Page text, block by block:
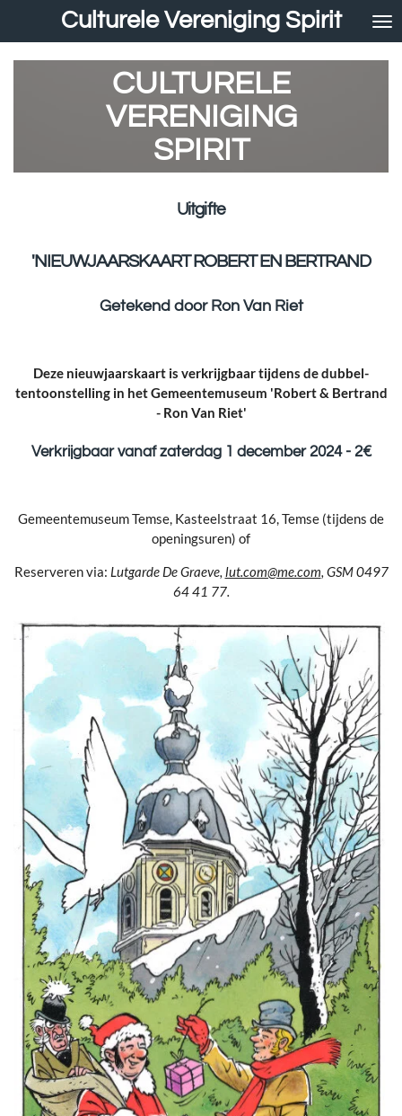
naar
Culturele Vereniging Spirit
CULTURELE
VERENIGING
SPIRIT
Uitgifte
'NIEUWJAARSKAART ROBERT EN BERTRAND
Getekend door Ron Van Riet
Deze nieuwjaarskaart is verkrijgbaar tijdens de dubbel-
tentoonstelling in het Gemeentemuseum 'Robert & Bertrand
- Ron Van Riet'
Verkrijgbaar vanaf zaterdag 1 december 2024 - 2€
Gemeentemuseum Temse, Kasteelstraat 16, Temse (tijdens de
openingsuren) of
Reserveren via: Lutgarde De Graeve, lut.com@me.com, GSM 0497
64 41 77.